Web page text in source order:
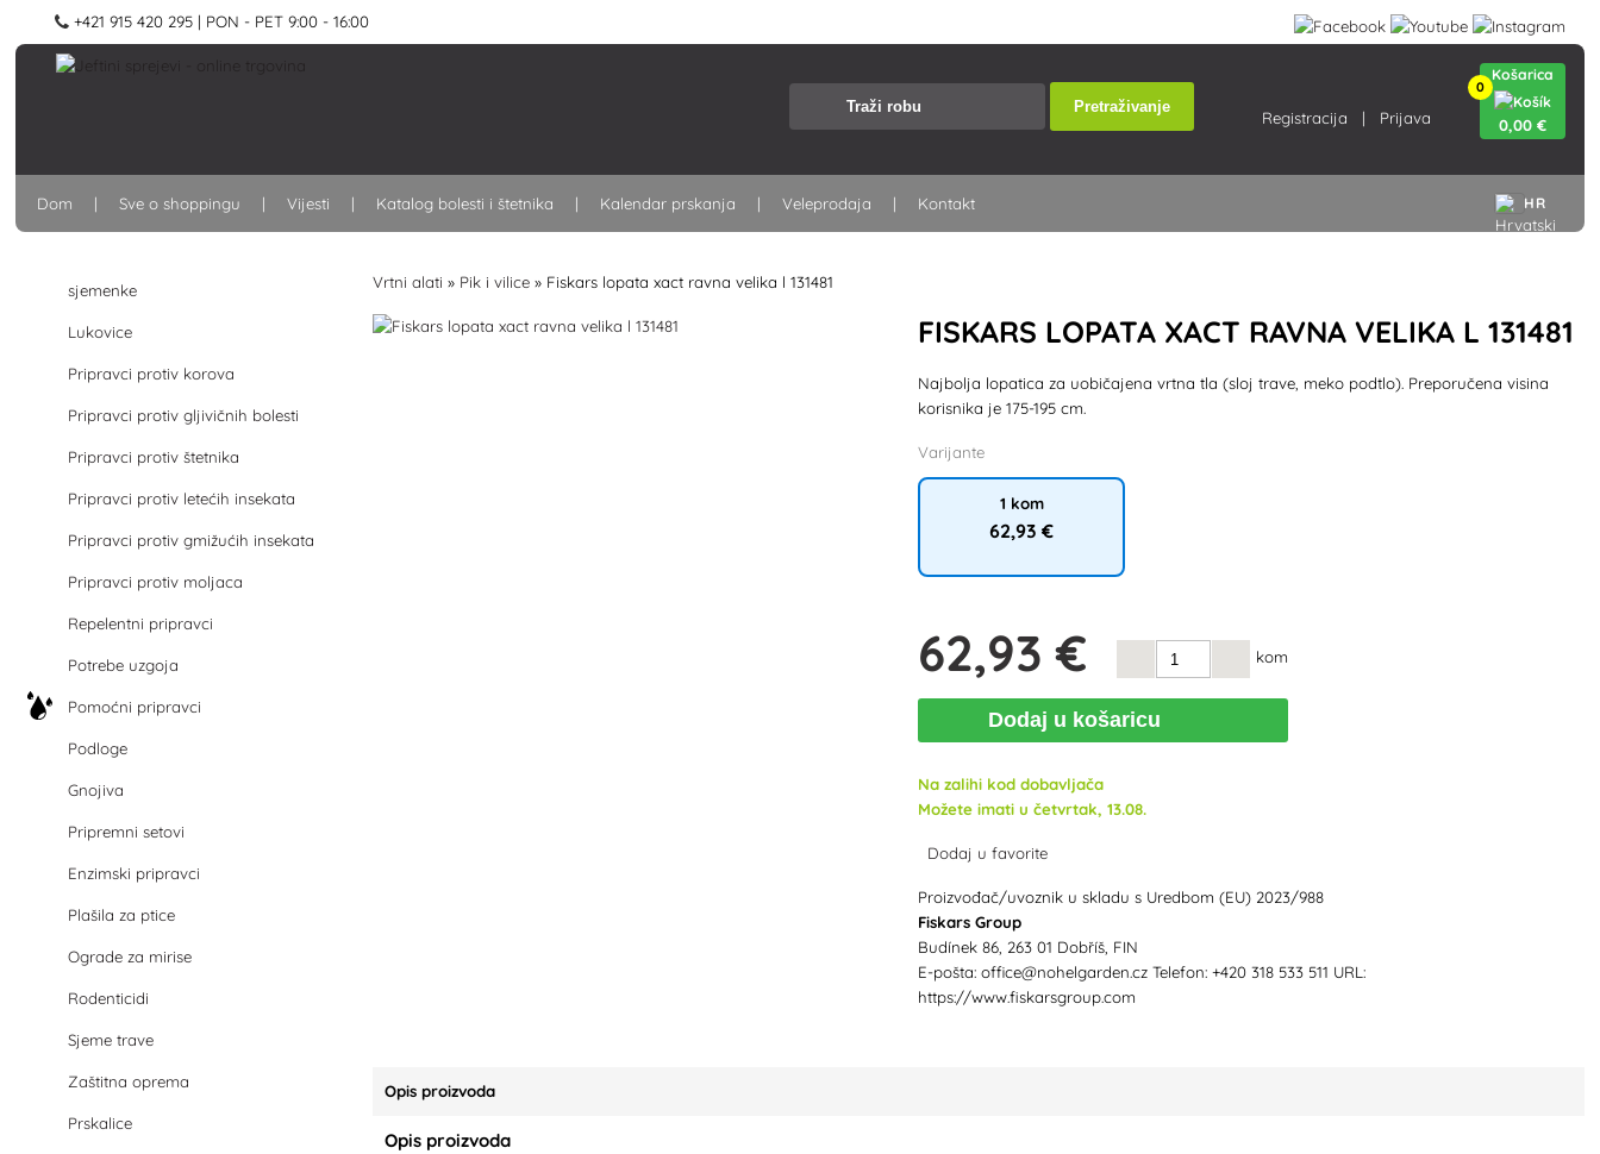
+421 915 420 295 | PON - PET 9:00 - 16:00
Pretraživanje
Registracija Prijava
0
Košarica
0,00 €
HR
Dom Sve o shoppingu Vijesti Katalog bolesti i štetnika Kalendar prskanja Veleprodaja Kontakt
sjemenke
Lukovice
Pripravci protiv korova
Pripravci protiv gljivičnih bolesti
Pripravci protiv štetnika
Pripravci protiv letećih insekata
Pripravci protiv gmižućih insekata
Pripravci protiv moljaca
Repelentni pripravci
Potrebe uzgoja
Pomoćni pripravci
Podloge
Gnojiva
Pripremni setovi
Enzimski pripravci
Plašila za ptice
Ograde za mirise
Rodenticidi
Sjeme trave
Zaštitna oprema
Prskalice
Vrtni alati » Pik i vilice » Fiskars lopata xact ravna velika l 131481
FISKARS LOPATA XACT RAVNA VELIKA L 131481
Najbolja lopatica za uobičajena vrtna tla (sloj trave, meko podtlo). Preporučena visina
korisnika je 175-195 cm.
Varijante
1 kom
62,93 €
62,93 € kom
Dodaj u košaricu
Na zalihi kod dobavljača
Možete imati u četvrtak, 13.08.
Dodaj u favorite
Proizvođač/uvoznik u skladu s Uredbom (EU) 2023/988
Fiskars Group
Budínek 86, 263 01 Dobříš, FIN
E-pošta: office@nohelgarden.cz Telefon: +420 318 533 511 URL:
https://www.fiskarsgroup.com
Opis proizvoda
Opis proizvoda